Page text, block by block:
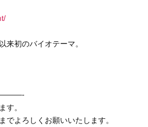
来初のバイオテーマ。
す。
でよろしくお願いいたします。